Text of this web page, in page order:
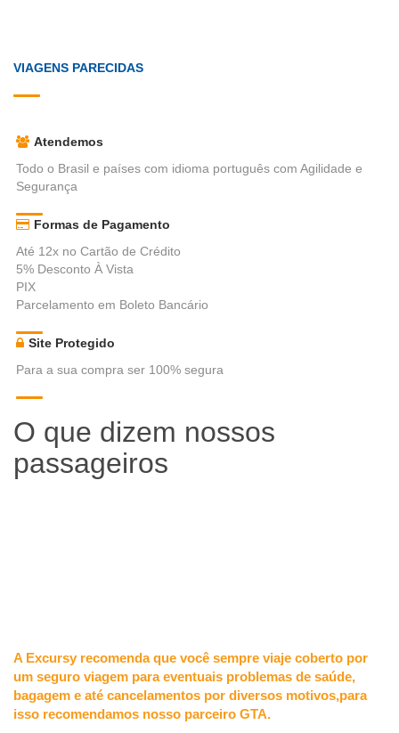
VIAGENS PARECIDAS
Atendemos
Todo o Brasil e países com idioma português com Agilidade e
Segurança
Formas de Pagamento
Até 12x no Cartão de Crédito
5% Desconto À Vista
PIX
Parcelamento em Boleto Bancário
Site Protegido
Para a sua compra ser 100% segura
O que dizem nossos
passageiros
A Excursy recomenda que você sempre viaje coberto por
um seguro viagem para eventuais problemas de saúde,
bagagem e até cancelamentos por diversos motivos,para
isso recomendamos nosso parceiro GTA.